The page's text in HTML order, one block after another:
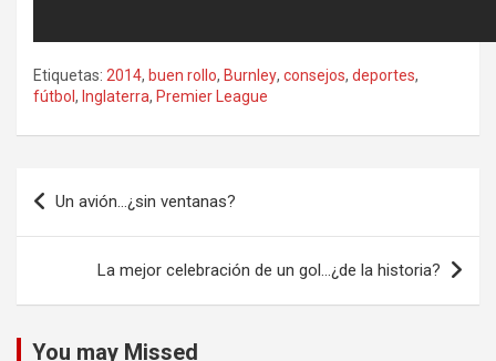
Etiquetas: 2014, buen rollo, Burnley, consejos, deportes,
fútbol , Inglaterra, Premier League
Navegación
de
entradas
Un avión…¿sin ventanas?
La mejor celebración de un gol…¿de la historia?
You may Missed